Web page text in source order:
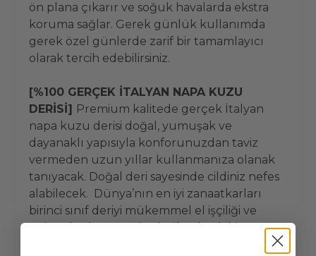
ön plana çıkarır ve soğuk havalarda ekstra
koruma sağlar. Gerek günlük kullanımda
gerek özel günlerde zarif bir tamamlayıcı
olarak tercih edebilirsiniz.
[%100 GERÇEK İTALYAN NAPA KUZU
DERİSİ]
Premium kalitede gerçek İtalyan
napa kuzu derisi doğal, yumuşak ve
dayanaklı yapısıyla konforunuzdan taviz
vermeden uzun yıllar kullanmanıza olanak
tanıyacak. Doğal deri sayesinde cildiniz nefes
alabilecek. Dünya’nın en iyi zanaatkarları
birinci sınıf deriyi mükemmel el işçiliği ve
geleneksel yöntemler kullanılarak bir sanat